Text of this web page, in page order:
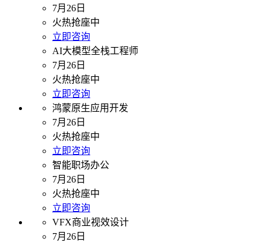
7月26日
火热抢座中
立即咨询
AI大模型全栈工程师
7月26日
火热抢座中
立即咨询
鸿蒙原生应用开发
7月26日
火热抢座中
立即咨询
智能职场办公
7月26日
火热抢座中
立即咨询
VFX商业视效设计
7月26日